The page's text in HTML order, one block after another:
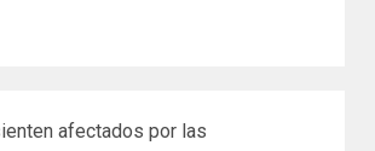
afectados por las